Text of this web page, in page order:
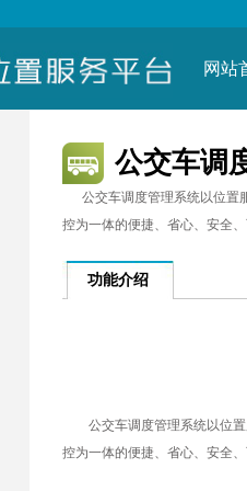
网站
公交车调
公交车调度管理系统以位置
控为一体的便捷、省心、安全
功能介绍